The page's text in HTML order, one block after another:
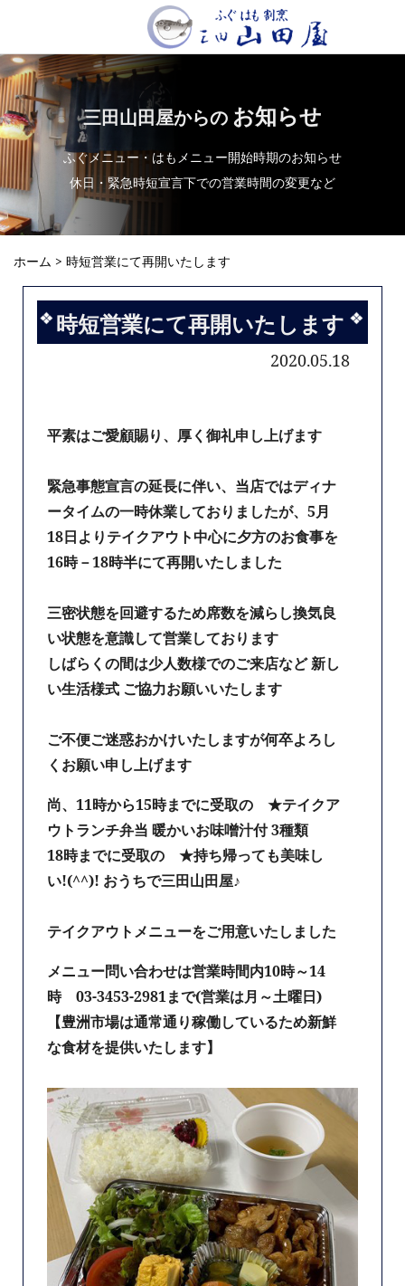
三田山田屋からの お知らせ
ふぐメニュー・はもメニュー開始時期のお知らせ
休日・緊急時短宣言下での営業時間の変更など
ホーム > 時短営業にて再開いたします
時短営業にて再開いたします
2020.05.18
平素はご愛顧賜り、厚く御礼申し上げます
緊急事態宣言の延長に伴い、当店ではディナ
ータイムの一時休業しておりましたが、5月
18日よりテイクアウト中心に夕方のお食事を
16時－18時半にて再開いたしました
三密状態を回避するため席数を減らし換気良
い状態を意識して営業しております
しばらくの間は少人数様でのご来店など 新し
い生活様式 ご協力お願いいたします
ご不便ご迷惑おかけいたしますが何卒よろし
くお願い申し上げます
尚、11時から15時までに受取の ★テイクア
ウトランチ弁当 暖かいお味噌汁付 3種類
18時までに受取の ★持ち帰っても美味し
い!(^^)! おうちで三田山田屋♪
テイクアウトメニューをご用意いたしました
メニュー問い合わせは営業時間内10時～14
時 03-3453-2981まで(営業は月～土曜日)
【豊洲市場は通常通り稼働しているため新鮮
な食材を提供いたします】